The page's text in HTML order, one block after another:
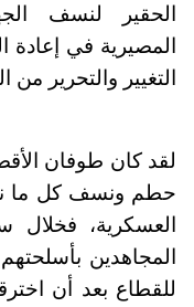
الحقير لنسف
المصيرية في إعادة
التغيير والتحرير من
لقد كان طوفان
حطم ونسف كل ما
العسكرية،
المجاهدين بأسلحتهم
للقطاع بعد أن